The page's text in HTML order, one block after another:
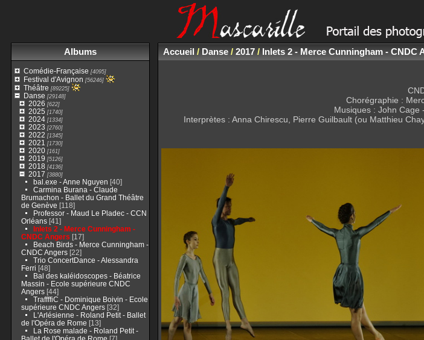
Albums
Comédie-Française [4095]
Festival d'Avignon [56246]
Théâtre [89225]
Danse [29148]
2026 [622]
2025 [1740]
2024[1334]
2023 [2760]
2022 [1345]
2021 [1730]
2020[161]
2019 [5126]
2018 [4136]
2017 [3880]
bal.exe - Anne Nguyen [40]
Carmina Burana - Claude
Brumachon - Ballet du Grand Théâtre
de Genève [118]
Professor - Maud Le Pladec - CCN
Orléans[41]
Inlets 2 - Merce Cunningham -
CNDC Angers [17]
Beach Birds - Merce Cunningham -
CNDC Angers[22]
Trio ConcertDance - Alessandra
Ferri [48]
Bal des kaléidoscopes - Béatrice
Massin - Ecole supérieure CNDC
Angers[44]
TraffffiC - Dominique Boivin - Ecole
supérieure CNDC Angers[32]
L'Arlésienne - Roland Petit - Ballet
de l'Opéra de Rome [13]
La Rose malade - Roland Petit -
Accueil/ Danse/ 2017/ Inlets 2 - Merce Cunningham - CNDC
Chorégraphie :
Musiques : John Cage
Interprètes : Anna Chirescu, Pierre Guilbault (ou Matthieu